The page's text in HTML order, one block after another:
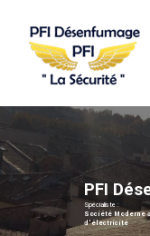
PFI Dés
Spécialiste :
Société Moderne
d'électricité